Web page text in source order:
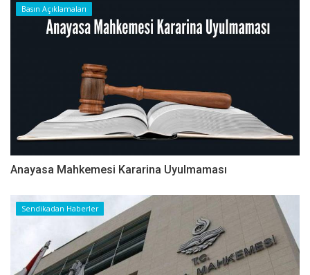
Basın Açıklamaları
Anayasa Mahkemesi Kararina Uyulmaması
Sendikadan Haberler